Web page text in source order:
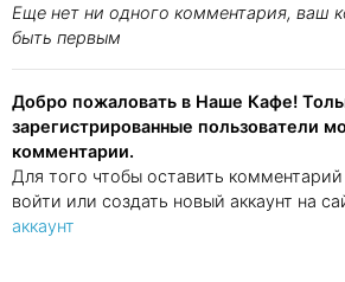
Еще нет ни одного комментария, ваш
быть первым
Добро пожаловать в Наше Кафе!
зарегистрированные пользователи
комментарии.
Для того чтобы оставить
войти или создать новый аккаунт на
аккаунт